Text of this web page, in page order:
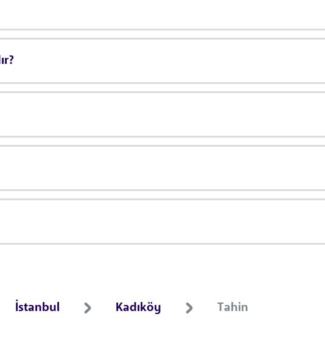
İstanbul Kadıköy Tahin